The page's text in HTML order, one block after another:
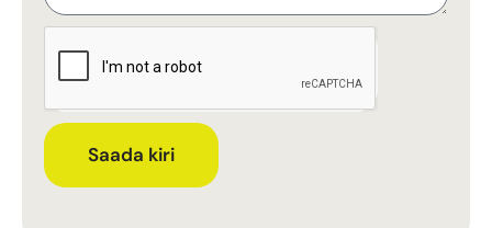
Saada kiri